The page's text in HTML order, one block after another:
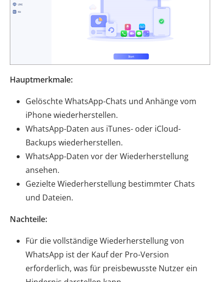
Hauptmerkmale:
Gelöschte WhatsApp-Chats und Anhänge vom
iPhone wiederherstellen.
WhatsApp-Daten aus iTunes- oder iCloud-
Backups wiederherstellen.
WhatsApp-Daten vor der Wiederherstellung
ansehen.
Gezielte Wiederherstellung bestimmter Chats
und Dateien.
Nachteile:
Für die vollständige Wiederherstellung von
WhatsApp ist der Kauf der Pro-Version
erforderlich, was für preisbewusste Nutzer ein